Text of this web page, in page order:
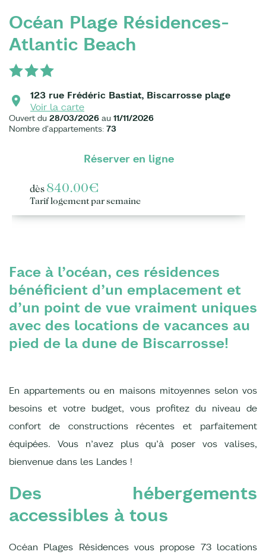
Océan Plage Résidences-
Atlantic Beach
123 rue Frédéric Bastiat, Biscarrosse plage
Voir la carte
Ouvert du 28/03/2026 au 11/11/2026
Nombre d'appartements: 73
Réserver en ligne
dès 840.00€
Tarif logement par semaine
Face à l’océan, ces résidences
bénéficient d’un emplacement et
d’un point de vue vraiment uniques
avec des locations de vacances au
pied de la dune de Biscarrosse!
En appartements ou en maisons mitoyennes selon vos
besoins et votre budget, vous profitez du niveau de
confort de constructions récentes et parfaitement
équipées. Vous n’avez plus qu’à poser vos valises,
bienvenue dans les Landes !
Des hébergements
accessibles à tous
Océan Plages Résidences vous propose 73 locations